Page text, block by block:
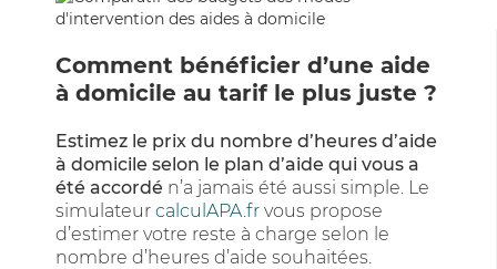
Comment bénéficier d’une aide
à domicile au tarif le plus juste ?
Estimez le prix du nombre d’heures d’aide
à domicile selon le plan d’aide qui vous a
été accordé n’a jamais été aussi simple. Le
simulateur calculAPA.fr vous propose
d’estimer votre reste à charge selon le
nombre d’heures d’aide souhaitées.